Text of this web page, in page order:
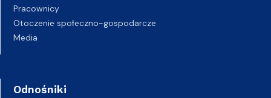
Pracownicy
Otoczenie społeczno-gospodarcze
Media
Odnośniki